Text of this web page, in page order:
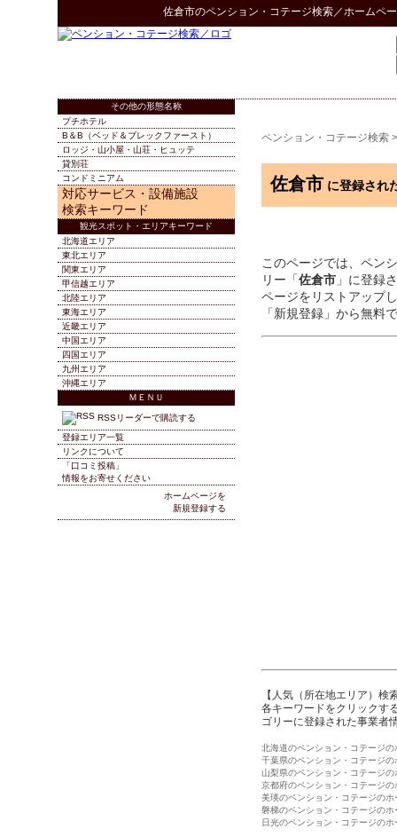
佐倉市のペンション・コテージ検索／ホームペ
ペンション・コテージ検索
佐倉市 に登録され
このページでは、ペン
リー「佐倉市 」に登録
ページをリストアップ
「新規登録」から無料
【人気（所在地エリア）検
各キーワードをクリックす
ゴリーに登録された事業者
北海道のペンション・コテージ
千葉県のペンション・コテージ
山梨県のペンション・コテージ
京都府のペンション・コテージ
美瑛のペンション・コテージのホ
磐梯のペンション・コテージのホ
日光のペンション・コテージの
その他の形態名称
プチホテル
B＆B（ベッド＆ブレックファースト）
ロッジ・山小屋・山荘・ヒュッテ
貸別荘
コンドミニアム
対応サービス・設備施設
検索キーワード
観光スポット・エリアキーワード
北海道エリア
東北エリア
関東エリア
甲信越エリア
北陸エリア
東海エリア
近畿エリア
中国エリア
四国エリア
九州エリア
沖縄エリア
ＭＥＮＵ
RSSリーダーで購読する
登録エリア一覧
リンクについて
「口コミ投稿」
情報をお寄せください
ホームページを
新規登録する